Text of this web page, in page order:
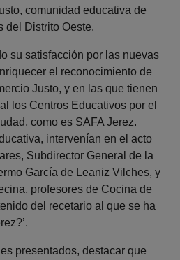
comunidad educativa de
del Distrito Oeste.
su satisfacción por las nuevas
el reconocimiento de
Justo, y en las que tienen
los Centros Educativos por el
como es SAFA Jerez.
intervenían en el acto
Subdirector General de la
García de Leaniz Vilches, y
profesores de Cocina de
del recetario al que se ha
presentados, destacar que